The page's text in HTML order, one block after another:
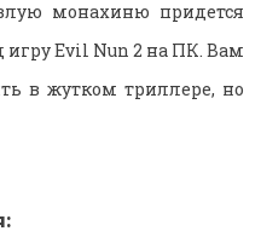
монахиню придется
игру Evil Nun 2 на ПК. Вам
в жутком триллере, но